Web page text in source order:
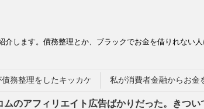
します。債務整理とか、ブラックでお金を借りれない
務整理をしたキッカケ 私が消費者金融からお金
のアフィリエイト広告ばかりだった。きつい